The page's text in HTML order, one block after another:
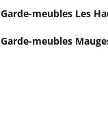
Garde-meubles Les
Garde-meubles